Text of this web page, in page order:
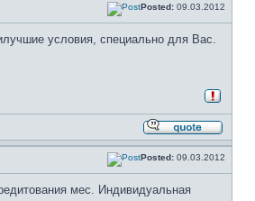
Posted: 09.03.2012
условия, специально для Вас.
Posted: 09.03.2012
мес. Индивидуальная